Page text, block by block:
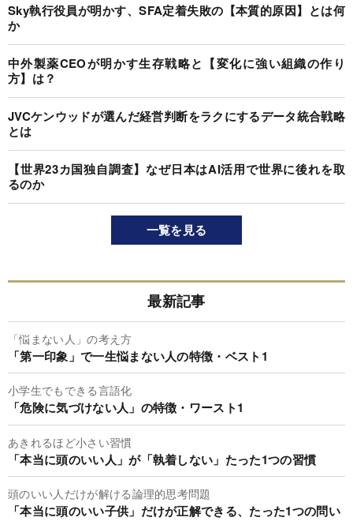
Sky執行役員が明かす、SFA定着失敗の【本質的原因】とは何
か
中外製薬CEOが明かす生存戦略と【変化に強い組織の作り
方】は？
JVCケンウッドが選んだ経営判断をラクにするデータ統合戦略
とは
【世界23カ国独自調査】なぜ日本はAI活用で世界に後れを取
るのか
一覧を見る
最新記事
「悩まない人」の考え方
「第一印象」で一生悩まない人の特徴・ベスト1
小学生でもできる言語化
「危険に気づけない人」の特徴・ワースト1
あきれるほど小さい習慣
「本当に頭のいい人」が「執着しない」たった1つの習慣
頭のいい人だけが解ける論理的思考問題
「本当に頭のいい子供」だけが正解できる、たった1つの問い